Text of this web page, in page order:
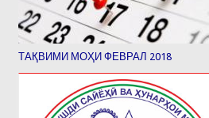
ТАҚВИМИ МОҲИ ФЕВРАЛ 2018